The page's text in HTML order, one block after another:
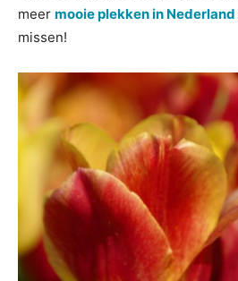
meer mooie plekken in Nederland
missen!